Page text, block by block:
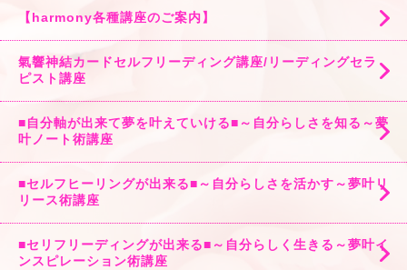
【harmony各種講座のご案内】
氣響神結カードセルフリーディング講座/リーディングセラ
ピスト講座
■自分軸が出来て夢を叶えていける■～自分らしさを知る～夢
叶ノート術講座
■セルフヒーリングが出来る■～自分らしさを活かす～夢叶リ
リース術講座
■セリフリーディングが出来る■～自分らしく生きる～夢叶イ
ンスピレーション術講座